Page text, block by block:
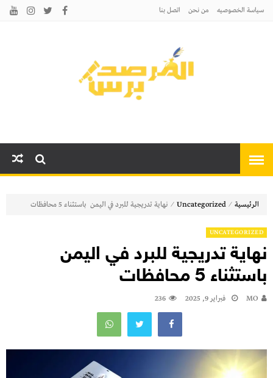
سياسة الخصوصيه من نحن اتصل بنا
الرئيسية ⁄
Uncategorized
⁄ نهاية تدريجية للبرد في اليمن باستثناء 5 محافظات
UNCATEGORIZED
نهاية تدريجية للبرد في اليمن
باستثناء 5 محافظات
MO فبراير 9, 2025 236